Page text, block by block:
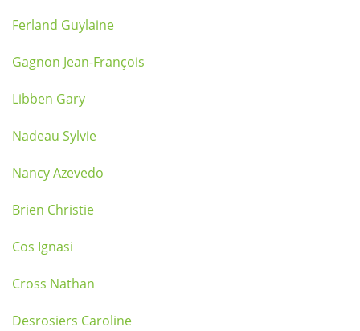
Ferland Guylaine
Gagnon Jean-François
Libben Gary
Nadeau Sylvie
Nancy Azevedo
Brien Christie
Cos Ignasi
Cross Nathan
Desrosiers Caroline